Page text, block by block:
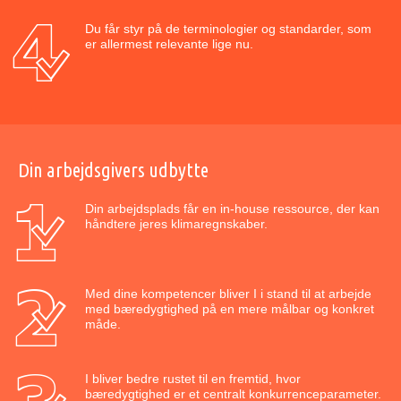
Du får styr på de terminologier og standarder, som
er allermest relevante lige nu.
Din arbejdsgivers udbytte
Din arbejdsplads får en in-house ressource, der kan
håndtere jeres klimaregnskaber.
Med dine kompetencer bliver I i stand til at arbejde
med bæredygtighed på en mere målbar og konkret
måde.
I bliver bedre rustet til en fremtid, hvor
bæredygtighed er et centralt konkurrenceparameter.